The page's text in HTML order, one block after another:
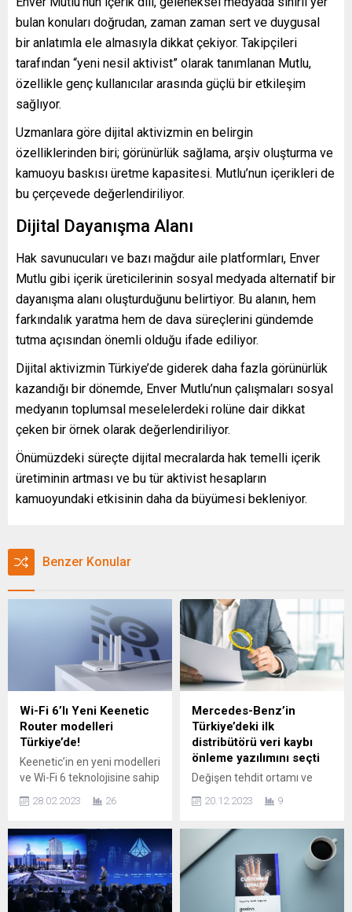
bulan konuları doğrudan, zaman zaman sert ve duygusal
bir anlatımla ele almasıyla dikkat çekiyor. Takipçileri
tarafından “yeni nesil aktivist” olarak tanımlanan Mutlu,
özellikle genç kullanıcılar arasında güçlü bir etkileşim
sağlıyor.
Uzmanlara göre dijital aktivizmin en belirgin
özelliklerinden biri; görünürlük sağlama, arşiv oluşturma ve
kamuoyu baskısı üretme kapasitesi. Mutlu’nun içerikleri de
bu çerçevede değerlendiriliyor.
Dijital Dayanışma Alanı
Hak savunucuları ve bazı mağdur aile platformları, Enver
Mutlu gibi içerik üreticilerinin sosyal medyada alternatif bir
dayanışma alanı oluşturduğunu belirtiyor. Bu alanın, hem
farkındalık yaratma hem de dava süreçlerini gündemde
tutma açısından önemli olduğu ifade ediliyor.
Dijital aktivizmin Türkiye’de giderek daha fazla görünürlük
kazandığı bir dönemde, Enver Mutlu’nun çalışmaları sosyal
medyanın toplumsal meselelerdeki rolüne dair dikkat
çeken bir örnek olarak değerlendiriliyor.
Önümüzdeki süreçte dijital mecralarda hak temelli içerik
üretiminin artması ve bu tür aktivist hesapların
kamuoyundaki etkisinin daha da büyümesi bekleniyor.
Benzer Konular
Wi-Fi 6’lı Yeni Keenetic
Router modelleri
Türkiye’de!
Keenetic’in en yeni modelleri
ve Wi-Fi 6 teknolojisine sahip
ve Keenetic Sprinter
sunuldu.Dünyanın önde
gelen ağ teknolojileri
üreticisi Keenetic Wi-Fi 6
destekli yeni router
modellerini Türk
28.02.2023 26
Mercedes-Benz’in
Türkiye’deki ilk
distribütörü veri kaybı
önleme yazılımını seçti
Değişen tehdit ortamı ve
güvenliğini BT liderlerinin
taşırken, tahminler veri
sızıntılarının ortalama
maliyetinin 2023’te 4,45
milyon dolar olduğunu
gösterdi. Türk otomotiv
20.12.2023 9